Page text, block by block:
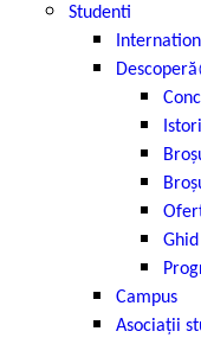
Studenti
Campus
Asociații